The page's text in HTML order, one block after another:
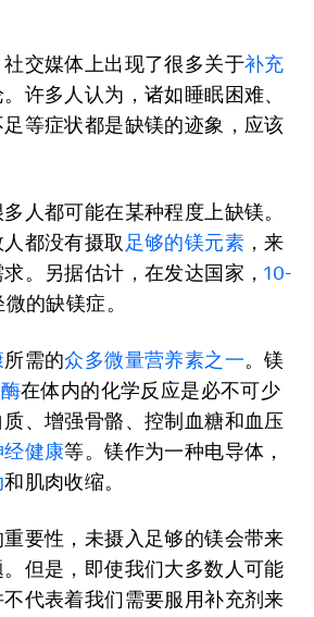
交媒体上出现了很多关于补充
许多人认为，诸如睡眠困难、
等症状都是缺镁的迹象，应该
人都可能在某种程度上缺镁。
都没有摄取 足够的镁元素 ，来
。另据估计，在发达国家，10-
的缺镁症。
所需的众多微量营养素之一。镁
在体内的化学反应是必不可少
、增强骨骼、控制血糖和血压
经健康等。镁作为一种电导体，
和肌肉收缩。
要性，未摄入足够的镁会带来
但是，即使我们大多数人可能
不代表着我们需要服用补充剂来